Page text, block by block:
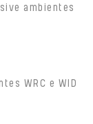
ambientes
WRC e WID